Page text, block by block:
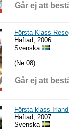
Går ej att
Första Klass
Häftad, 2006
Svenska
(Ne.08)
Går ej att
Första klass
Häftad, 2007
Svenska